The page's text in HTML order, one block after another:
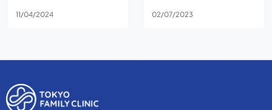
11/04/2024
checks, abdominal
02/07/2023